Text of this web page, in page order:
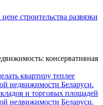
строительства развязки
консервативная
квартиру теплее
недвижимости Беларуси.
и торговых площадей
недвижимости Беларуси.